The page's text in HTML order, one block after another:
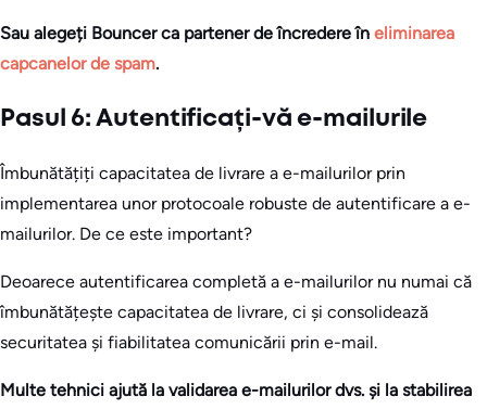
Sau alegeți Bouncer ca partener de încredere în eliminarea
capcanelor de spam.
Pasul 6: Autentificați-vă e-mailurile
Îmbunătățiți capacitatea de livrare a e-mailurilor prin
implementarea unor protocoale robuste de autentificare a e-
mailurilor. De ce este important?
Deoarece autentificarea completă a e-mailurilor nu numai că
îmbunătățește capacitatea de livrare, ci și consolidează
securitatea și fiabilitatea comunicării prin e-mail.
Multe tehnici ajută la validarea e-mailurilor dvs. și la stabilirea